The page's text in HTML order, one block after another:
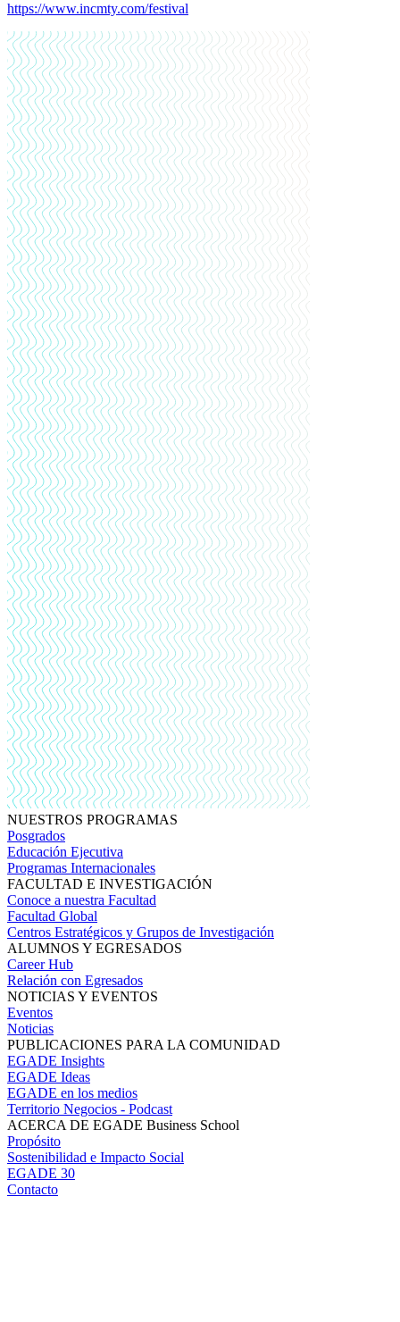
https://www.incmty.com/festival
NUESTROS PROGRAMAS
Posgrados
Educación Ejecutiva
Programas Internacionales
FACULTAD E INVESTIGACIÓN
Conoce a nuestra Facultad
Facultad Global
Centros Estratégicos y Grupos de Investigación
ALUMNOS Y EGRESADOS
Career Hub
Relación con Egresados
NOTICIAS Y EVENTOS
Eventos
Noticias
PUBLICACIONES PARA LA COMUNIDAD
EGADE Insights
EGADE Ideas
EGADE en los medios
Territorio Negocios - Podcast
ACERCA DE EGADE Business School
Propósito
Sostenibilidad e Impacto Social
EGADE 30
Contacto